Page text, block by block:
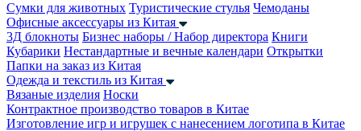
Сумки для животных Туристические стулья Чемоданы
Офисные аксессуары из Китая
3Д блокноты Бизнес наборы / Набор директора Книги
Кубарики Нестандартные и вечные календари Открытки
Папки на заказ из Китая
Одежда и текстиль из Китая
Вязаные изделия Носки
Контрактное производство товаров в Китае
Изготовление игр и игрушек с нанесением логотипа в Китае